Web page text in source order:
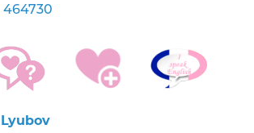
464730
Lyubov